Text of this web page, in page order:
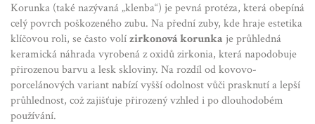
Korunka (také nazývaná „klenba“) je pevná protéza, která obepíná
celý povrch poškozeného zubu. Na přední zuby, kde hraje estetika
klíčovou roli, se často volízirkonová korunka jeprůhledná
keramická náhrada vyrobená z oxidů zirkonia, která napodobuje
přirozenou barvu a lesk skloviny. Na rozdíl od kovovo-
porcelánových variant nabízí vyšší odolnost vůči prasknutí a lepší
průhlednost, což zajišťuje přirozený vzhled i po dlouhodobém
používání.